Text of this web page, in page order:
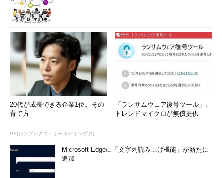
20代が成長できる企業1位。その
育て方
PR(シンプレクス・ホールディングス)
「ランサムウェア復号ツール」、
トレンドマイクロが無償提供
Microsoft Edgeに「文字列読み上げ機能」が新たに
追加